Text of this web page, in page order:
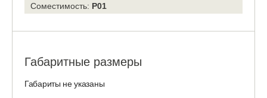
Соместимость: P01
Габаритные размеры
Габариты не указаны